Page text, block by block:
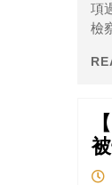
項過
檢
犯